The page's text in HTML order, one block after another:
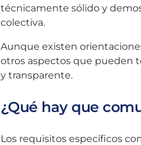
técnicamente sólido y
colectiva.
Aunque existen
otros aspectos que pueden
y transparente.
¿Qué hay que
Los requisitos específicos